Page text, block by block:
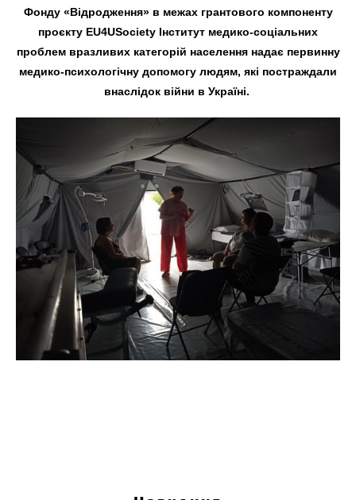
Фонду «Відродження» в межах грантового компоненту
проєкту EU4USociety Інститут медико-соціальних
проблем вразливих категорій населення надає первинну
медико-психологічну допомогу людям, які постраждали
внаслідок війни в Україні.